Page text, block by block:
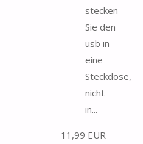
stecken
Sie den
usb in
eine
Steckdose,
nicht
in...
11,99 EUR